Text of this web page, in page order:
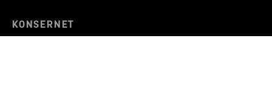
KONSERNET